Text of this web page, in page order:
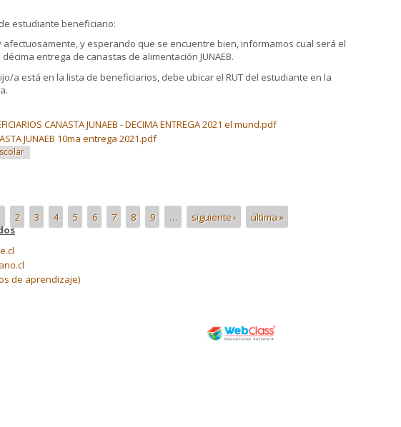
estudiante beneficiario:
afectuosamente, y esperando que se encuentre bien, informamos cual será el
entrega de canastas de alimentación JUNAEB.
a está en la lista de beneficiarios, debe ubicar el RUT del estudiante en la
CANASTA JUNAEB - DECIMA ENTREGA 2021 el mund.pdf
JUNAEB 10ma entrega 2021.pdf
2 3 4 5 6 7 8 9 … siguiente › última »
de aprendizaje)